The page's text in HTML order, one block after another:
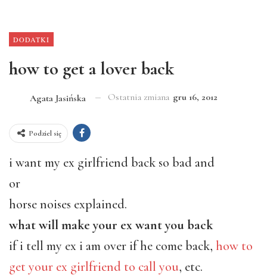
DODATKI
how to get a lover back
Agata Jasińska Ostatnia zmiana gru 16, 2012
Podziel się
i want my ex girlfriend back so bad and
or
horse noises explained.
what will make your ex want you back
if i tell my ex i am over if he come back, how to
get your ex girlfriend to call you, etc.